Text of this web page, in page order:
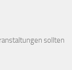
sollten